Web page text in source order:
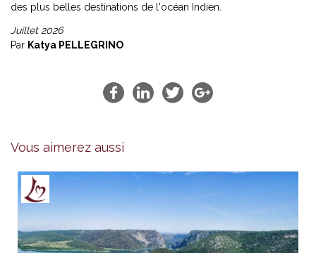
des plus belles destinations de l'océan Indien.
Juillet 2026
Par Katya PELLEGRINO
Vous aimerez aussi